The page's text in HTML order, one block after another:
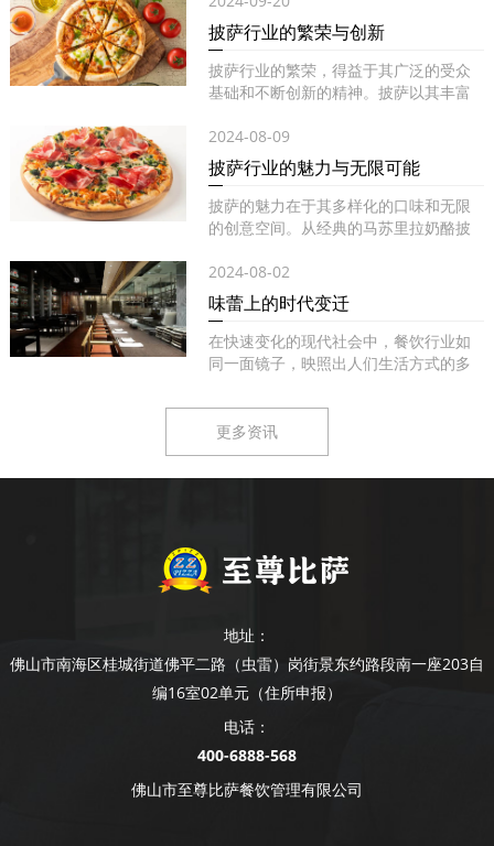
披萨行业的繁荣与创新
披萨行业的繁荣，得益于其广泛的受众
基础和不断创新的精神。披萨以其丰富
2024-08-09
披萨行业的魅力与无限可能
披萨的魅力在于其多样化的口味和无限
的创意空间。从经典的马苏里拉奶酪披
2024-08-02
味蕾上的时代变迁
在快速变化的现代社会中，餐饮行业如
同一面镜子，映照出人们生活方式的多
更多资讯
地址：
佛山市南海区桂城街道佛平二路（虫雷）岗街景东约路段南一座203自
编16室02单元（住所申报）
电话：
400-6888-568
佛山市至尊比萨餐饮管理有限公司